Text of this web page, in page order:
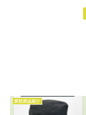
買取商品紹介